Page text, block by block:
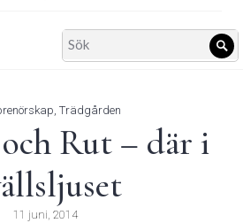
Search
for:
, Trädgården
Rut – där i
11 juni, 2014